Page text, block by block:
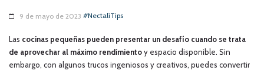
9 de mayo de 2023 #NectalíTips
Las cocinas pequeñas pueden presentar un desafío cuando se trata
de aprovechar al máximo rendimientoy espacio disponible. Sin
embargo, con algunos trucos ingeniosos y creativos, puedes convertir